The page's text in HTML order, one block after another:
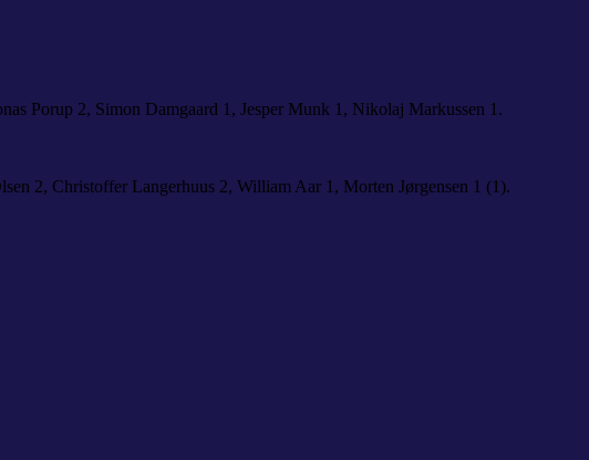
Porup 2, Simon Damgaard 1, Jesper Munk 1, Nikolaj Markussen 1.
2, Christoffer Langerhuus 2, William Aar 1, Morten Jørgensen 1 (1).